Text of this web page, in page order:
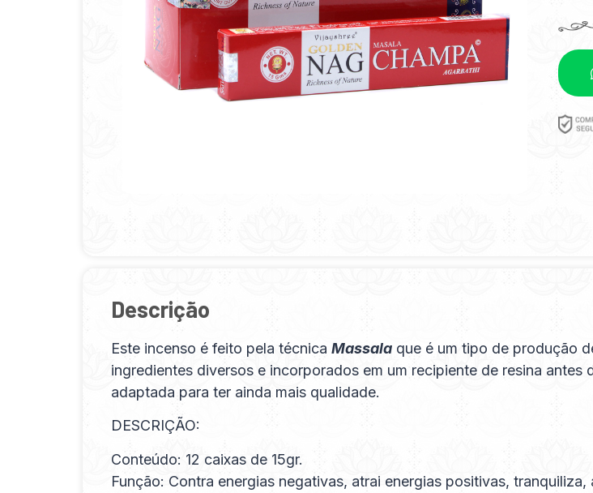
Descrição
Este incenso é feito pela técnica Massala que é um tipo de produção
ingredientes diversos e incorporados em um recipiente de resina
adaptada para ter ainda mais qualidade.
DESCRIÇÃO:
Conteúdo: 12 caixas de 15gr.
Função: Contra energias negativas, atrai energias positivas,